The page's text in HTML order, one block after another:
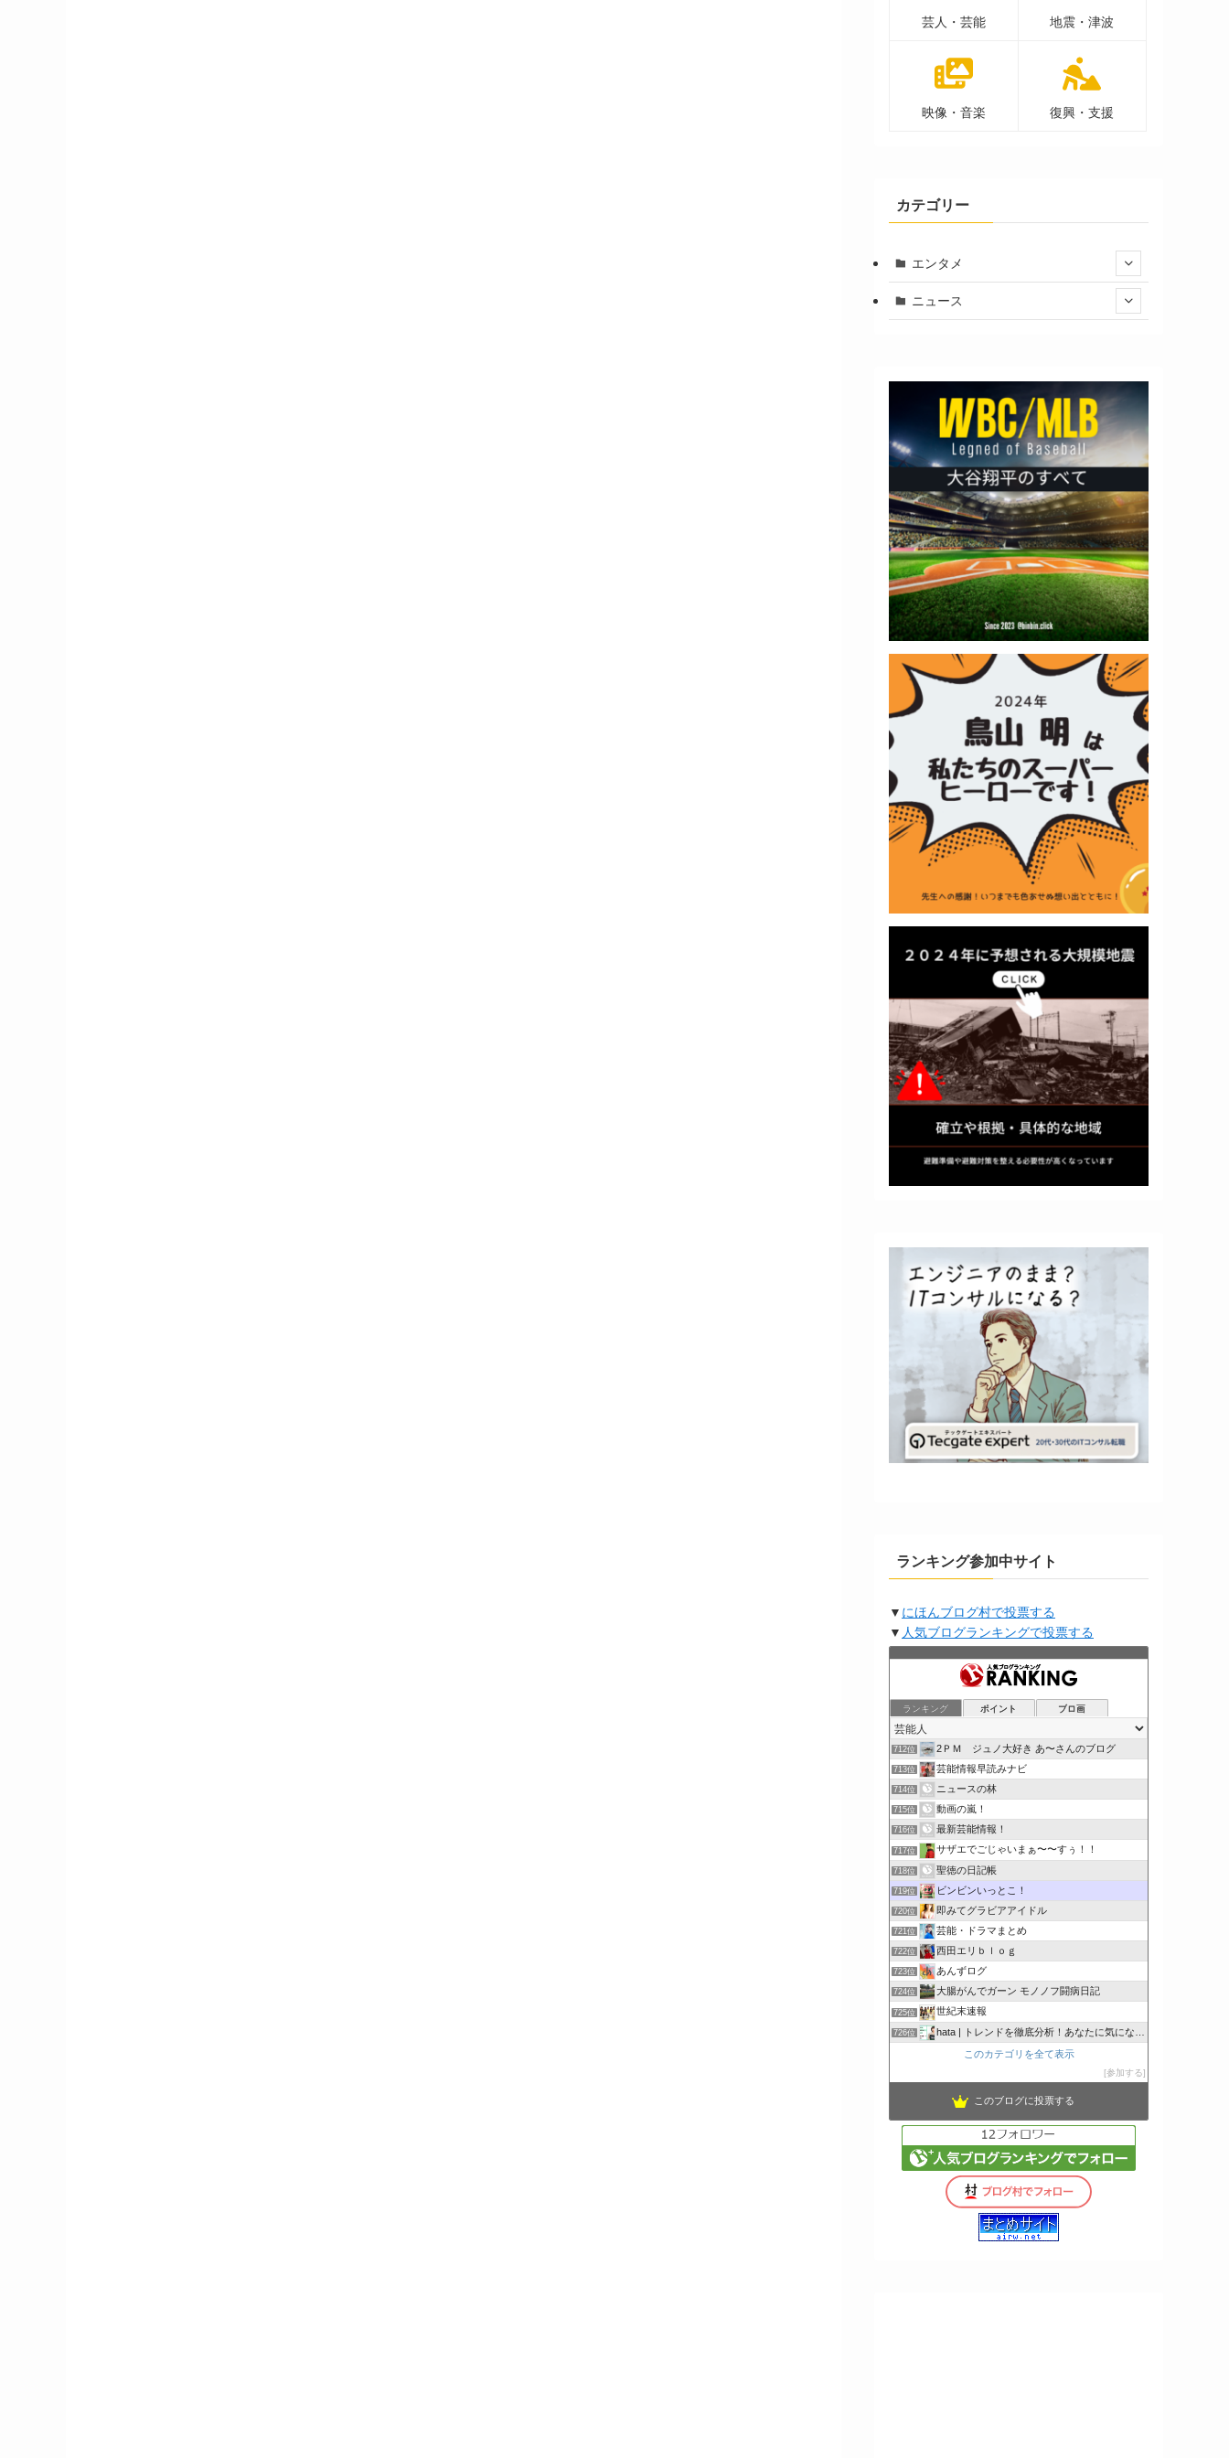
芸人・芸能 地震・津波
映像・音楽 復興・支援
カテゴリー
エンタメ
ニュース
ランキング参加中サイト
▼ にほんブログ村で投票する
▼ 人気ブログランキングで投票する
ランキング ポイント ブロ画
712位 2ＰＭ ジュノ大好き あ〜さんのブログ
713位 芸能情報早読みナビ
714位 ニュースの林
715位 動画の嵐！
716位 最新芸能情報！
717位 サザエでごじゃいまぁ〜〜すぅ！！
718位 聖徳の日記帳
719位 ビンビンいっとこ！
720位 即みてグラビアアイドル
721位 芸能・ドラマまとめ
722位 西田エリｂｌｏｇ
723位 あんずログ
724位 大腸がんでガーン モノノフ闘病日記
725位 世紀末速報
726位 hata | トレンドを徹底分析！あなたに気になるここで解決
このカテゴリを全て表示
参加する
このブログに投票する